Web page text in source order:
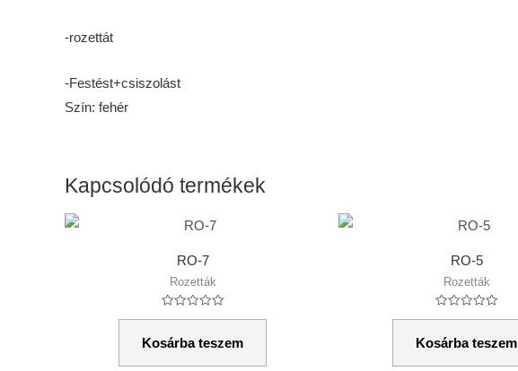
-rozettát
-Festést+csiszolást
Szín: fehér
Kapcsolódó termékek
RO-7
Rozetták
Értékelés:
/
5
Kosárba teszem
RO-5
Rozetták
Értékelés:
/
5
Kosárba teszem